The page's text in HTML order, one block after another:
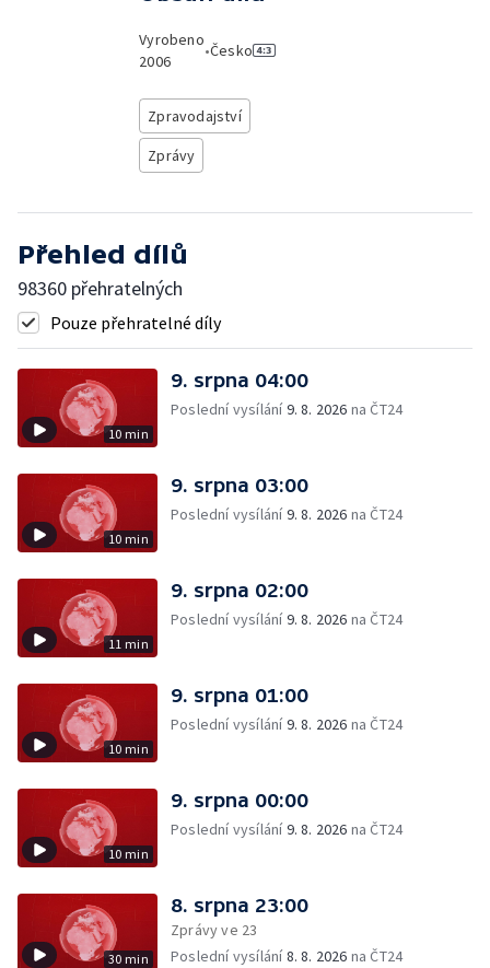
Vyrobeno
2006
•Česko
Zpravodajství
Zprávy
Přehled dílů
98360 přehratelných
Pouze přehratelné díly
10 min
9. srpna 04:00
Poslední vysílání9. 8. 2026 na ČT24
10 min
9. srpna 03:00
Poslední vysílání9. 8. 2026 na ČT24
11 min
9. srpna 02:00
Poslední vysílání9. 8. 2026 na ČT24
10 min
9. srpna 01:00
Poslední vysílání9. 8. 2026 na ČT24
10 min
9. srpna 00:00
Poslední vysílání9. 8. 2026 na ČT24
30 min
8. srpna 23:00
Zprávy ve 23
Poslední vysílání8. 8. 2026 na ČT24